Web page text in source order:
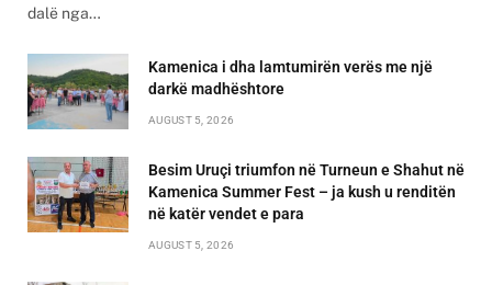
dalë nga…
Kamenica i dha lamtumirën verës me një
darkë madhështore
AUGUST 5, 2026
Besim Uruçi triumfon në Turneun e Shahut në
Kamenica Summer Fest – ja kush u renditën
në katër vendet e para
AUGUST 5, 2026